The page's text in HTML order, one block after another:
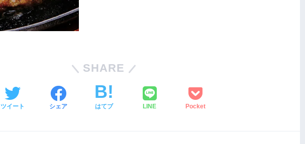
SHARE
ツイート シェア はてブ LINE Pocket